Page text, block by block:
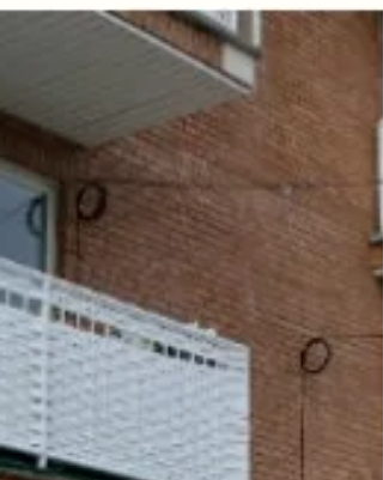
必要経費として計上できるのにそのことを知らず
に確定申告すれば、所得額が増えて余計な税金を
取られることになってしまいます。 アパート経営
で節税をするには必要経費を把握することが欠か
せません。 アパート経営における必要経費の種類
について説明します。 目次...